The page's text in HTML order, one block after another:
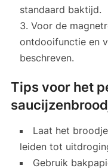
standaard baktijd.
Voor de
ontdooifunctie en
beschreven.
Tips voor het
Laat het
leiden tot
Gebruik